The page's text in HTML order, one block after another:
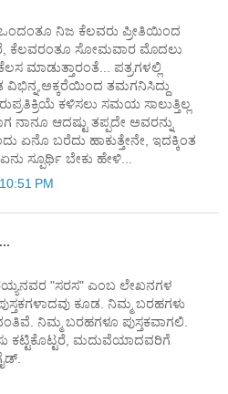
ನಿಜ ಕೆಲವರು ಪ್ರೀತಿಯಿಂದ
ಕೆಲವರಂತೂ ಸೋಮವಾರ ಮೊದಲು
ಮಾಡುತ್ತಾರಂತೆ... ಪತ್ರಗಳಲ್ಲಿ
ವಿಭಿನ್ನ,ಅಕ್ಕರೆಯಿಂದ ತಮಗನಿಸಿದ್ದು
ಕಳಿಸಲು ಸಮಯ ಸಾಲುತ್ತಿಲ್ಲ
ನಾನೂ ಆದಷ್ಟು ತಪ್ಪದೇ ಅವರನ್ನು
ಏನೊ ಬರೆದು ಹಾಕುತ್ತೇನೇ, ಇದಕ್ಕಿಂತ
ಸ್ಪೂರ್ಥಿ ಬೇಕು ಹೇಳಿ...
PM
"ಸರಸ" ಎಂಬ ಲೇಖನಗಳ
ಕೂಡ. ನಿಮ್ಮ ಬರಹಗಳು
ನಿಮ್ಮ ಬರಹಗಳೂ ಪುಸ್ತಕವಾಗಲಿ.
ಕಟ್ಟಿಕೊಟ್ಟರೆ, ಮದುವೆಯಾದವರಿಗೆ